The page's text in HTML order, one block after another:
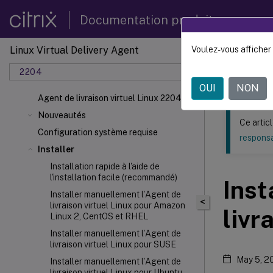
Documentation produit
Linux Virtual Delivery Agent
2204
Agent de livraison virtuel Linux 2204
Nouveautés
Configuration système requise
Installer
Installation rapide à l'aide de
l'installation facile (recommandé)
Installer manuellement l'Agent de
livraison virtuel Linux pour Amazon
Linux 2, CentOS et RHEL
Installer manuellement l'Agent de
livraison virtuel Linux pour SUSE
Installer manuellement l'Agent de
Ce contenu a
Agent
<
Ce
May 5,
Voulez-vous
OUI NON